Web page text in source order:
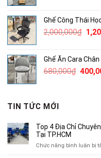
Ghế Công Thái
2,000,000₫ Giá
Ghế Ăn Cara
680,000₫ Giá
TIN TỨC MỚI
Top 4 Địa Chỉ
Tại TP.HCM
Chức năng bình luận bị